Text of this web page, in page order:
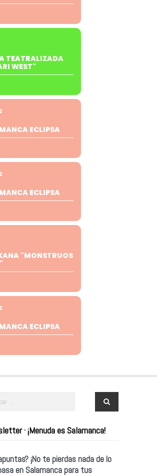
TEATRALIZADA
WEST"
ECLIPSA
ECLIPSA
"MONSTRUOS
ECLIPSA
· ¡Menuda es Salamanca!
¡No te pierdas nada de lo
en Salamanca para tus